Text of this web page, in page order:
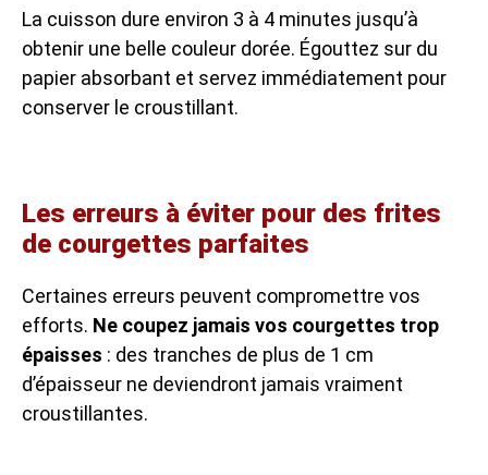
La cuisson dure environ 3 à 4 minutes jusqu’à
obtenir une belle couleur dorée. Égouttez sur du
papier absorbant et servez immédiatement pour
conserver le croustillant.
Les erreurs à éviter pour des frites
de courgettes parfaites
Certaines erreurs peuvent compromettre vos
efforts. Ne coupez jamais vos courgettes trop
épaisses : des tranches de plus de 1 cm
d’épaisseur ne deviendront jamais vraiment
croustillantes.